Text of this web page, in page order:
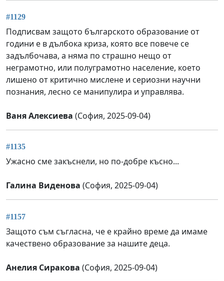
#1129
Подписвам защото българското образование от
години е в дълбока криза, която все повече се
задълбочава, а няма по страшно нещо от
неграмотно, или полуграмотно население, което
лишено от критично мислене и сериозни научни
познания, лесно се манипулира и управлява.
Ваня Алексиева (София, 2025-09-04)
#1135
Ужасно сме закъснели, но по-добре късно...
Галина Виденова (София, 2025-09-04)
#1157
Защото съм съгласна, че е крайно време да имаме
качествено образование за нашите деца.
Анелия Сиракова (София, 2025-09-04)